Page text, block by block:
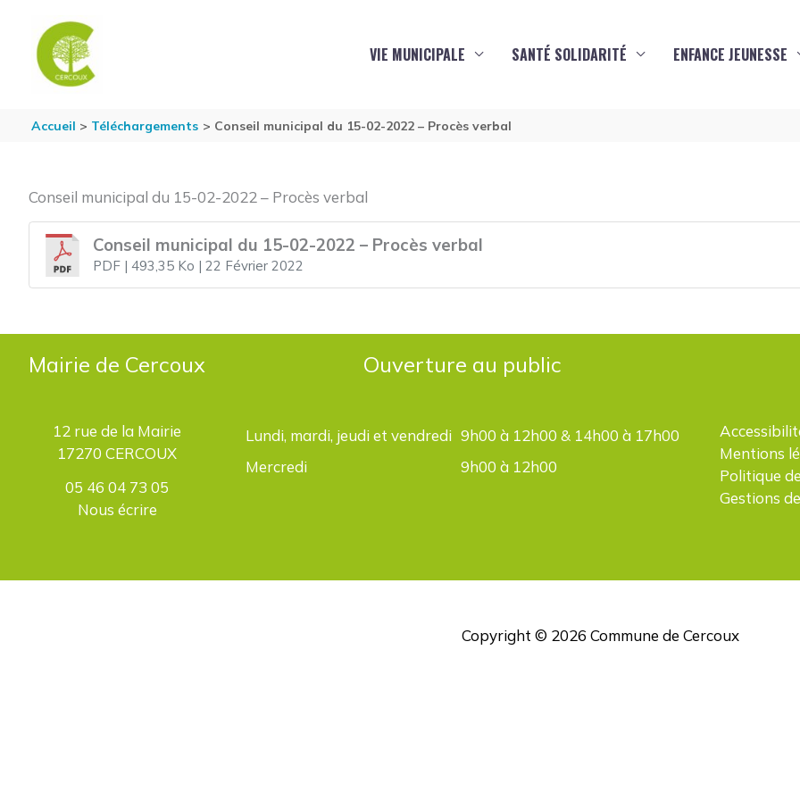
VIE MUNICIPALE SANTÉ SOLIDARITÉ ENFANCE JEUNESSE
Accueil Téléchargements Conseil municipal du 15-02-2022 – Procès verbal
Conseil municipal du 15-02-2022 – Procès verbal
Conseil municipal du 15-02-2022 – Procès verbal
PDF| 493,35 Ko | 22 Février 2022
Mairie de Cercoux
12 rue de la Mairie
17270 CERCOUX
05 46 04 73 05
Nous écrire
Ouverture au public
Lundi, mardi, jeudi et vendredi 9h00 à 12h00 & 14h00 à 17h00
Mercredi
9h00 à 12h00
Mentions
Politique
Gestions
Copyright © 2026 Commune de Cercoux